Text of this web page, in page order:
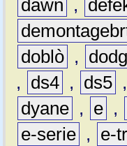
dawn ,
doblò ,
,
ds4 , ds5 ,
dyane , e ,
e-serie , e-